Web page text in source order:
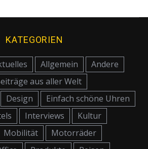
KATEGORIEN
Allgemein
Andere
aus aller Welt
Design
Einfach schöne Uhren
Interviews
Kultur
Mobilität
Motorräder